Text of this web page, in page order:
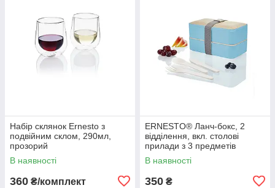
Набір склянок Ernesto з
подвійним склом, 290мл,
прозорий
В наявності
360 ₴/комплект
ERNESTO® Ланч-бокс, 2
відділення, вкл. столові
прилади з 3 предметів
В наявності
350 ₴